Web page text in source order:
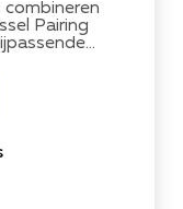
Pairing